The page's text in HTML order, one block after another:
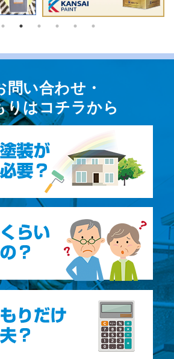
問い合わせ・
りはコチラから